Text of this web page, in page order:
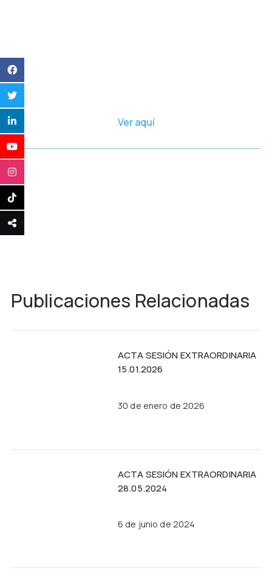
Ver aquí
Publicaciones Relacionadas
ACTA SESIÓN EXTRAORDINARIA
15.01.2026
30 de enero de 2026
ACTA SESIÓN EXTRAORDINARIA
28.05.2024
6 de junio de 2024